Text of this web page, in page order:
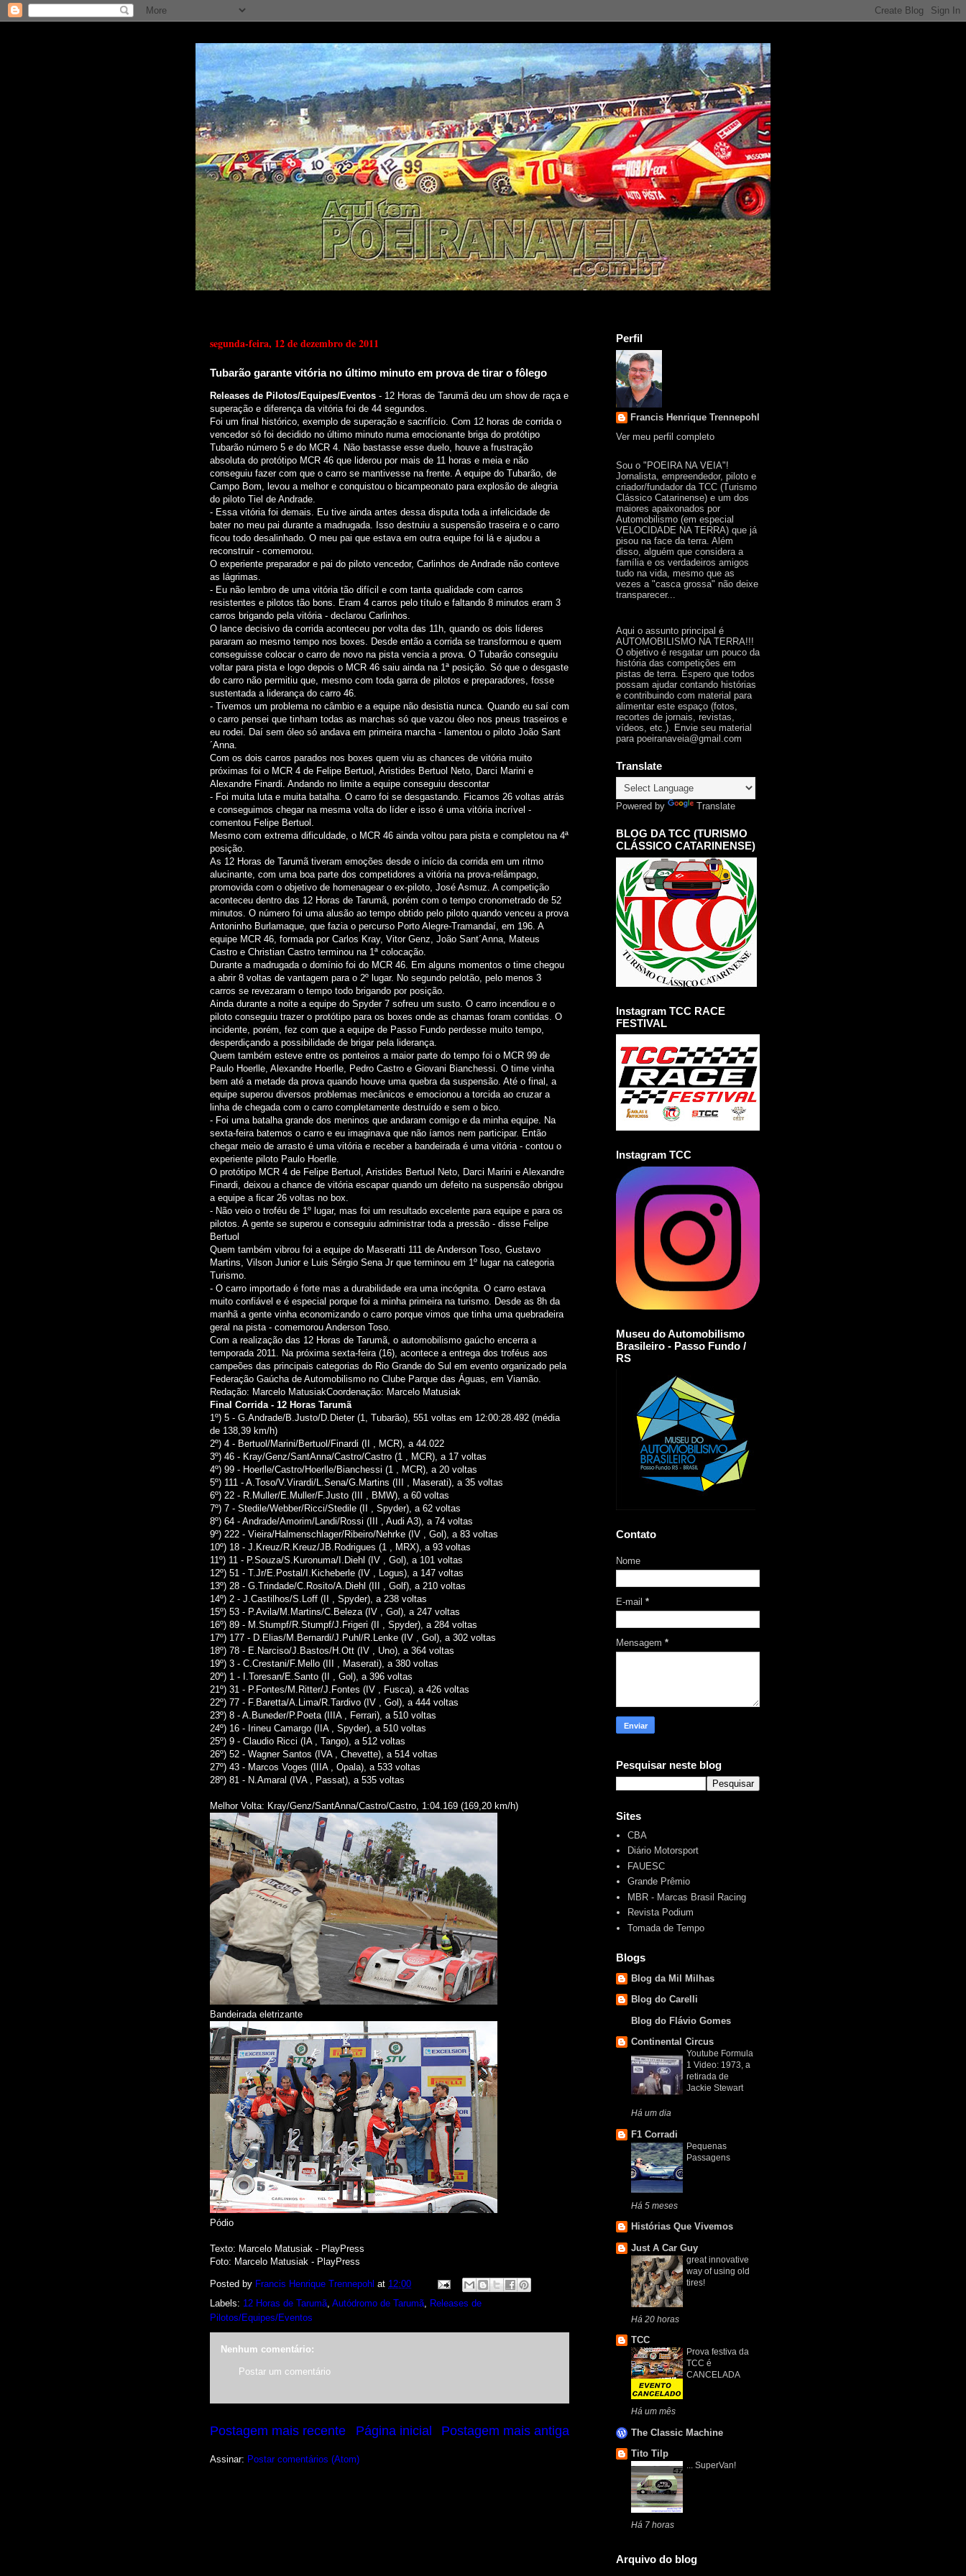
segunda-feira, 12 de dezembro de 2011
Tubarão garante vitória no último minuto em prova de tirar o fôlego
Releases de Pilotos/Equipes/Eventos - 12 Horas de Tarumã deu um show de raça e
superação e diferença da vitória foi de 44 segundos.
Foi um final histórico, exemplo de superação e sacrifício. Com 12 horas de corrida o
vencedor só foi decidido no último minuto numa emocionante briga do protótipo
Tubarão número 5 e do MCR 4. Não bastasse esse duelo, houve a frustração
absoluta do protótipo MCR 46 que liderou por mais de 11 horas e meia e não
conseguiu fazer com que o carro se mantivesse na frente. A equipe do Tubarão, de
Campo Bom, levou a melhor e conquistou o bicampeonato para explosão de alegria
do piloto Tiel de Andrade.
- Essa vitória foi demais. Eu tive ainda antes dessa disputa toda a infelicidade de
bater no meu pai durante a madrugada. Isso destruiu a suspensão traseira e o carro
ficou todo desalinhado. O meu pai que estava em outra equipe foi lá e ajudou a
reconstruir - comemorou.
O experiente preparador e pai do piloto vencedor, Carlinhos de Andrade não conteve
as lágrimas.
- Eu não lembro de uma vitória tão difícil e com tanta qualidade com carros
resistentes e pilotos tão bons. Eram 4 carros pelo título e faltando 8 minutos eram 3
carros brigando pela vitória - declarou Carlinhos.
O lance decisivo da corrida aconteceu por volta das 11h, quando os dois líderes
pararam ao mesmo tempo nos boxes. Desde então a corrida se transformou e quem
conseguisse colocar o carro de novo na pista vencia a prova. O Tubarão conseguiu
voltar para pista e logo depois o MCR 46 saiu ainda na 1ª posição. Só que o desgaste
do carro não permitiu que, mesmo com toda garra de pilotos e preparadores, fosse
sustentada a liderança do carro 46.
- Tivemos um problema no câmbio e a equipe não desistia nunca. Quando eu saí com
o carro pensei que tinham todas as marchas só que vazou óleo nos pneus traseiros e
eu rodei. Daí sem óleo só andava em primeira marcha - lamentou o piloto João Sant
´Anna.
Com os dois carros parados nos boxes quem viu as chances de vitória muito
próximas foi o MCR 4 de Felipe Bertuol, Aristides Bertuol Neto, Darci Marini e
Alexandre Finardi. Andando no limite a equipe conseguiu descontar
- Foi muita luta e muita batalha. O carro foi se desgastando. Ficamos 26 voltas atrás
e conseguimos chegar na mesma volta do líder e isso é uma vitória incrível -
comentou Felipe Bertuol.
Mesmo com extrema dificuldade, o MCR 46 ainda voltou para pista e completou na 4ª
posição.
As 12 Horas de Tarumã tiveram emoções desde o início da corrida em um ritmo
alucinante, com uma boa parte dos competidores a vitória na prova-relâmpago,
promovida com o objetivo de homenagear o ex-piloto, José Asmuz. A competição
aconteceu dentro das 12 Horas de Tarumã, porém com o tempo cronometrado de 52
minutos. O número foi uma alusão ao tempo obtido pelo piloto quando venceu a prova
Antoninho Burlamaque, que fazia o percurso Porto Alegre-Tramandaí, em 196. A
equipe MCR 46, formada por Carlos Kray, Vitor Genz, João Sant´Anna, Mateus
Castro e Christian Castro terminou na 1ª colocação.
Durante a madrugada o domínio foi do MCR 46. Em alguns momentos o time chegou
a abrir 8 voltas de vantagem para o 2º lugar. No segundo pelotão, pelo menos 3
carros se revezaram o tempo todo brigando por posição.
Ainda durante a noite a equipe do Spyder 7 sofreu um susto. O carro incendiou e o
piloto conseguiu trazer o protótipo para os boxes onde as chamas foram contidas. O
incidente, porém, fez com que a equipe de Passo Fundo perdesse muito tempo,
desperdiçando a possibilidade de brigar pela liderança.
Quem também esteve entre os ponteiros a maior parte do tempo foi o MCR 99 de
Paulo Hoerlle, Alexandre Hoerlle, Pedro Castro e Giovani Bianchessi. O time vinha
bem até a metade da prova quando houve uma quebra da suspensão. Até o final, a
equipe superou diversos problemas mecânicos e emocionou a torcida ao cruzar a
linha de chegada com o carro completamente destruído e sem o bico.
- Foi uma batalha grande dos meninos que andaram comigo e da minha equipe. Na
sexta-feira batemos o carro e eu imaginava que não íamos nem participar. Então
chegar meio de arrasto é uma vitória e receber a bandeirada é uma vitória - contou o
experiente piloto Paulo Hoerlle.
O protótipo MCR 4 de Felipe Bertuol, Aristides Bertuol Neto, Darci Marini e Alexandre
Finardi, deixou a chance de vitória escapar quando um defeito na suspensão obrigou
a equipe a ficar 26 voltas no box.
- Não veio o troféu de 1º lugar, mas foi um resultado excelente para equipe e para os
pilotos. A gente se superou e conseguiu administrar toda a pressão - disse Felipe
Bertuol
Quem também vibrou foi a equipe do Maseratti 111 de Anderson Toso, Gustavo
Martins, Vilson Junior e Luis Sérgio Sena Jr que terminou em 1º lugar na categoria
Turismo.
- O carro importado é forte mas a durabilidade era uma incógnita. O carro estava
muito confiável e é especial porque foi a minha primeira na turismo. Desde as 8h da
manhã a gente vinha economizando o carro porque vimos que tinha uma quebradeira
geral na pista - comemorou Anderson Toso.
Com a realização das 12 Horas de Tarumã, o automobilismo gaúcho encerra a
temporada 2011. Na próxima sexta-feira (16), acontece a entrega dos troféus aos
campeões das principais categorias do Rio Grande do Sul em evento organizado pela
Federação Gaúcha de Automobilismo no Clube Parque das Águas, em Viamão.
Redação: Marcelo MatusiakCoordenação: Marcelo Matusiak
Final Corrida - 12 Horas Tarumã
1º) 5 - G.Andrade/B.Justo/D.Dieter (1, Tubarão), 551 voltas em 12:00:28.492 (média
de 138,39 km/h)
2º) 4 - Bertuol/Marini/Bertuol/Finardi (II , MCR), a 44.022
3º) 46 - Kray/Genz/SantAnna/Castro/Castro (1 , MCR), a 17 voltas
4º) 99 - Hoerlle/Castro/Hoerlle/Bianchessi (1 , MCR), a 20 voltas
5º) 111 - A.Toso/V.Virardi/L.Sena/G.Martins (III , Maserati), a 35 voltas
6º) 22 - R.Muller/E.Muller/F.Justo (III , BMW), a 60 voltas
7º) 7 - Stedile/Webber/Ricci/Stedile (II , Spyder), a 62 voltas
8º) 64 - Andrade/Amorim/Landi/Rossi (III , Audi A3), a 74 voltas
9º) 222 - Vieira/Halmenschlager/Ribeiro/Nehrke (IV , Gol), a 83 voltas
10º) 18 - J.Kreuz/R.Kreuz/JB.Rodrigues (1 , MRX), a 93 voltas
11º) 11 - P.Souza/S.Kuronuma/I.Diehl (IV , Gol), a 101 voltas
12º) 51 - T.Jr/E.Postal/I.Kicheberle (IV , Logus), a 147 voltas
13º) 28 - G.Trindade/C.Rosito/A.Diehl (III , Golf), a 210 voltas
14º) 2 - J.Castilhos/S.Loff (II , Spyder), a 238 voltas
15º) 53 - P.Avila/M.Martins/C.Beleza (IV , Gol), a 247 voltas
16º) 89 - M.Stumpf/R.Stumpf/J.Frigeri (II , Spyder), a 284 voltas
17º) 177 - D.Elias/M.Bernardi/J.Puhl/R.Lenke (IV , Gol), a 302 voltas
18º) 78 - E.Narciso/J.Bastos/H.Ott (IV , Uno), a 364 voltas
19º) 3 - C.Crestani/F.Mello (III , Maserati), a 380 voltas
20º) 1 - I.Toresan/E.Santo (II , Gol), a 396 voltas
21º) 31 - P.Fontes/M.Ritter/J.Fontes (IV , Fusca), a 426 voltas
22º) 77 - F.Baretta/A.Lima/R.Tardivo (IV , Gol), a 444 voltas
23º) 8 - A.Buneder/P.Poeta (IIIA , Ferrari), a 510 voltas
24º) 16 - Irineu Camargo (IIA , Spyder), a 510 voltas
25º) 9 - Claudio Ricci (IA , Tango), a 512 voltas
26º) 52 - Wagner Santos (IVA , Chevette), a 514 voltas
27º) 43 - Marcos Voges (IIIA , Opala), a 533 voltas
28º) 81 - N.Amaral (IVA , Passat), a 535 voltas
Melhor Volta: Kray/Genz/SantAnna/Castro/Castro, 1:04.169 (169,20 km/h)
Bandeirada eletrizante
Pódio
Texto: Marcelo Matusiak - PlayPress
Foto: Marcelo Matusiak - PlayPress
Posted by Francis Henrique Trennepohl at 12:00
Labels: 12 Horas de Tarumã, Autódromo de Tarumã, Releases de
Pilotos/Equipes/Eventos
Nenhum comentário:
Postar um comentário
Postagem mais recente Postagem mais antiga
Página inicial
Assinar: Postar comentários (Atom)
Perfil
Francis Henrique Trennepohl
Ver meu perfil completo
Sou o "POEIRA NA VEIA"!
Jornalista, empreendedor, piloto e
criador/fundador da TCC (Turismo
Clássico Catarinense) e um dos
maiores apaixonados por
Automobilismo (em especial
VELOCIDADE NA TERRA) que já
pisou na face da terra. Além
disso, alguém que considera a
família e os verdadeiros amigos
tudo na vida, mesmo que as
vezes a "casca grossa" não deixe
transparecer...
Aqui o assunto principal é
AUTOMOBILISMO NA TERRA!!!
O objetivo é resgatar um pouco da
história das competições em
pistas de terra. Espero que todos
possam ajudar contando histórias
e contribuindo com material para
alimentar este espaço (fotos,
recortes de jornais, revistas,
vídeos, etc.). Envie seu material
para poeiranaveia@gmail.com
Translate
Powered by Translate
BLOG DA TCC (TURISMO
CLÁSSICO CATARINENSE)
Instagram TCC RACE
FESTIVAL
Instagram TCC
Museu do Automobilismo
Brasileiro - Passo Fundo /
RS
Contato
Nome
E-mail *
Mensagem *
Pesquisar neste blog
Sites
CBA
Diário Motorsport
FAUESC
Grande Prêmio
MBR - Marcas Brasil Racing
Revista Podium
Tomada de Tempo
Blogs
Blog da Mil Milhas
Blog do Carelli
Blog do Flávio Gomes
Continental Circus
Youtube Formula
1 Video: 1973, a
retirada de
Jackie Stewart
Há um dia
F1 Corradi
Pequenas
Passagens
Há 5 meses
Histórias Que Vivemos
Just A Car Guy
great innovative
way of using old
tires!
Há 20 horas
TCC
Prova festiva da
TCC é
CANCELADA
Há um mês
The Classic Machine
Tito Tilp
... SuperVan!
Há 7 horas
Arquivo do blog